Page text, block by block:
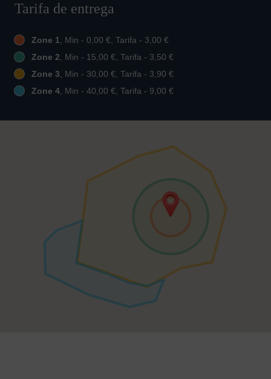
Tarifa de entrega
Zone 1, Min - 0,00 €, Tarifa - 3,00 €
Zone 2, Min - 15,00 €, Tarifa - 3,50 €
Zone 3, Min - 30,00 €, Tarifa - 3,90 €
Zone 4, Min - 40,00 €, Tarifa - 9,00 €